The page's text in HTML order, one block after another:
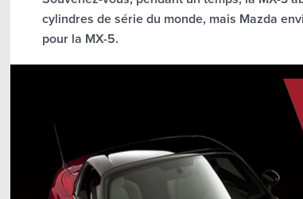
cylindres de série du monde, mais Mazda
pour la MX-5.